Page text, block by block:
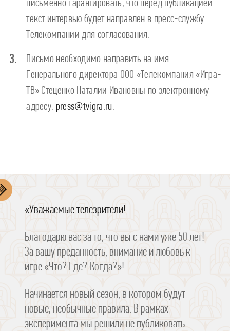
письменно гарантировать, что перед публикацией
текст интервью будет направлен в пресс-службу
Телекомпании для согласования.
Письмо необходимо направить на имя
Генерального директора ООО «Телекомпания «Игра-
ТВ» Стеценко Наталии Ивановны по электронному
адресу: press@tvigra.ru.
«Уважаемые телезрители!
Благодарю вас за то, что вы с нами уже 50 лет!
За вашу преданность, внимание и любовь к
игре «Что? Где? Когда?»!
Начинается новый сезон, в котором будут
новые, необычные правила. В рамках
эксперимента мы решили не публиковать